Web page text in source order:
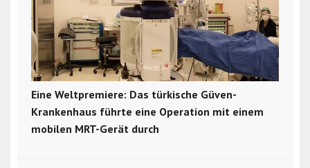
Eine Weltpremiere: Das türkische Güven-
Krankenhaus führte eine Operation mit einem
mobilen MRT-Gerät durch